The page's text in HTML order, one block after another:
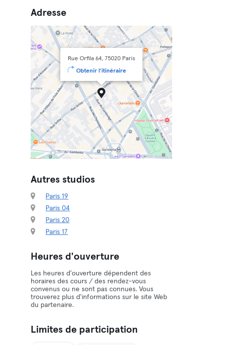
Adresse
Rue Orfila 64, 75020 Paris
Obtenir l'itinéraire
Autres studios
Paris 19
Paris 04
Paris 20
Paris 17
Heures d'ouverture
Les heures d'ouverture dépendent des
horaires des cours / des rendez-vous
convenus ou ne sont pas connues. Vous
trouverez plus d'informations sur le site Web
du partenaire.
Limites de participation